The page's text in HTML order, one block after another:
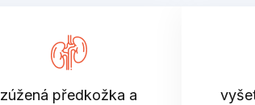
zúžená předkožka a